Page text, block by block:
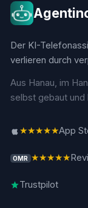
Der KI-
verlieren durch
Aus Hanau, im
selbst gebaut und
★★★★★App
OMR ★★★★★
Trustpilot